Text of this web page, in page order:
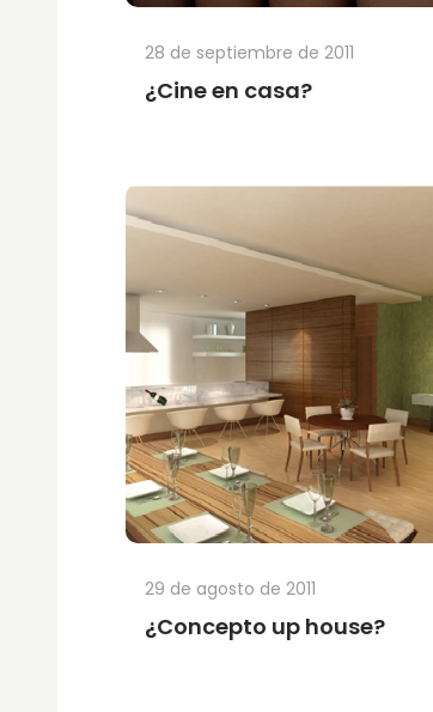
¿Cine en casa?
28 de septiembre de 2011
¿Concepto up house?
29 de agosto de 2011